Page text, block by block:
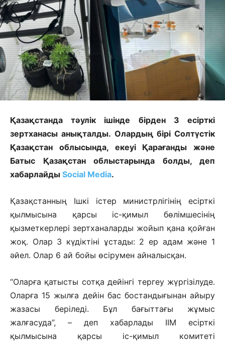
Қазақстанда тәулік ішінде бірден 3 есірткі
зертханасы анықталды. Олардың бірі Солтүстік
Қазақстан облысында, екеуі Қарағанды және
Батыс Қазақстан облыстарында болды, деп
хабарлайды Social Media.
Қазақстанның Iшкi iстер министрлiгiнiң есiрткi
қылмысына қарсы iс-қимыл бөлiмшесiнiң
қызметкерлерi зертханаларды жойып қана қойған
жоқ. Олар 3 күдіктіні ұстады: 2 ер адам және 1
әйел. Олар 6 ай бойы өсірумен айналысқан.
“Оларға қатысты сотқа дейінгі тергеу жүргізілуде.
Оларға 15 жылға дейін бас бостандығынан айыру
жазасы беріледі. Бұл бағыттағы жұмыс
жалғасуда”, – деп хабарлады ІІМ есірткі
қылмысына қарсы іс-қимыл комитеті